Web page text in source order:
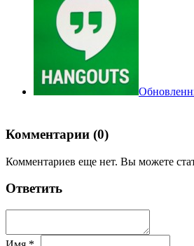
Комментарии (0)
Комментариев еще нет. Вы можете
Ответить